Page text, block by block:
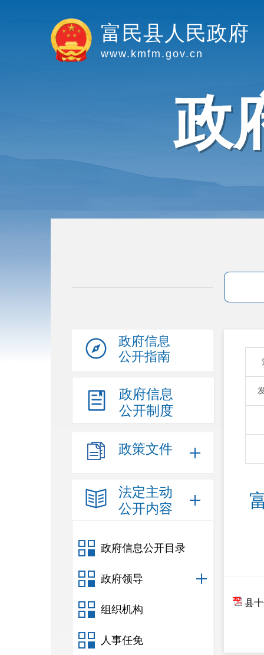
富民县人民政府
www.kmfm.gov.cn
政
政府信息
公开指南
政府信息
公开制度
政策文件
法定主动
公开内容
政府信息公开目录
政府领导
组织机构
人事任免
县